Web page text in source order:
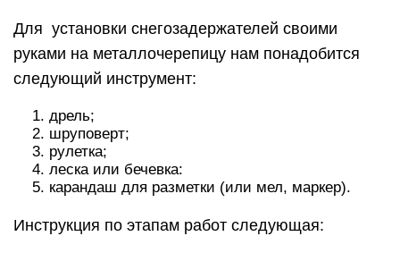
Для установки снегозадержателей своими
руками на металлочерепицу нам понадобится
следующий инструмент:
дрель;
шруповерт;
рулетка;
леска или бечевка:
карандаш для разметки (или мел, маркер).
Инструкция по этапам работ следующая: